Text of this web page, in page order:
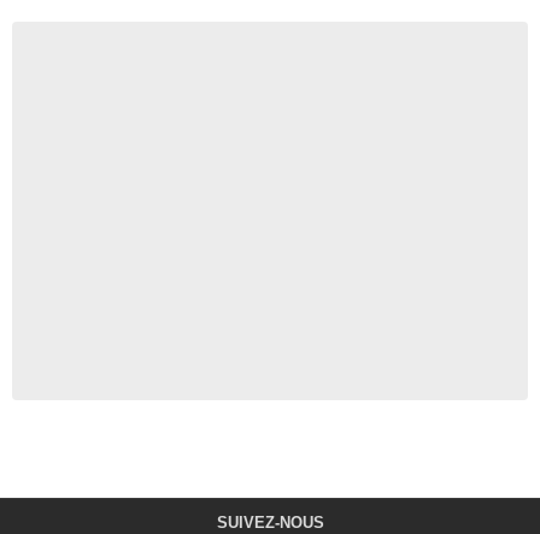
SUIVEZ-NOUS